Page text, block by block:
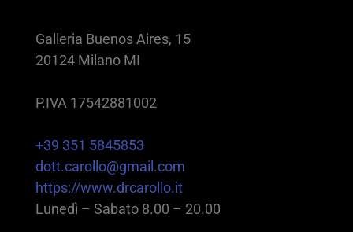
Galleria Buenos Aires, 15
20124 Milano MI
P.IVA 17542881002
+39 351 5845853
dott.carollo@gmail.com
https://www.drcarollo.it
Lunedì – Sabato 8.00 – 20.00